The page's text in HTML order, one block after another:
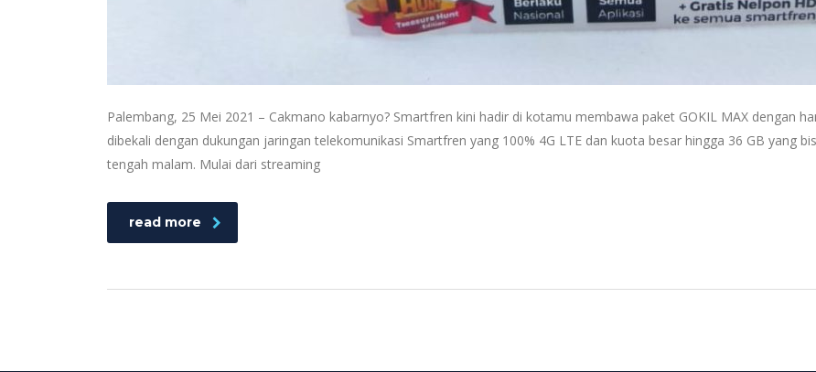
Palembang, 25 Mei 2021 – Cakmano kabarnyo? Smartfren kini hadir di kotamu membawa paket GOKIL MAX dengan
dibekali dengan dukungan jaringan telekomunikasi Smartfren yang 100% 4G LTE dan kuota besar hingga 36 GB yang
tengah malam. Mulai dari streaming
read more